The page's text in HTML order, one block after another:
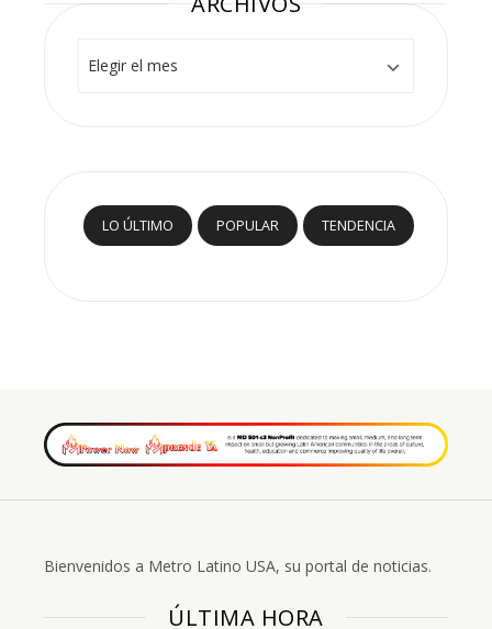
LO ÚLTIMO POPULAR TENDENCIA
Bienvenidos a Metro Latino USA, su portal de noticias.
ÚLTIMA HORA